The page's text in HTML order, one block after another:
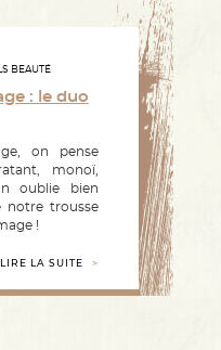
BEAUTÉ
: le duo
on pense
monoï,
oublie bien
notre trousse
!
LIRE LA SUITE